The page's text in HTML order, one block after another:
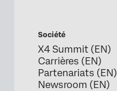
Société
X4 Summit (EN)
Carrières (EN)
Partenariats (EN)
Newsroom (EN)